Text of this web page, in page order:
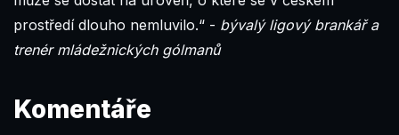
prostředí dlouho nemluvilo.“ - bývalý ligový brankář a
trenér mládežnických gólmanů
Komentáře